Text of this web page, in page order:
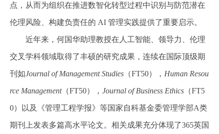
点，从而为组织在推进数智化转型过程中识别与防范潜在
伦理风险、构建负责任的 AI 管理实践提供了重要启示。
近年来，何国华助理教授在人工智能、领导力、伦理
交叉学科领域取得了丰硕的研究成果，连续在国际顶级期
刊如Journal of Management Studies （FT50）， Human Resou
rce Management（FT50）， Journal of Business Ethics （FT5
0）以及《管理工程学报》等国家自科基金委管理学部A类
期刊上发表多篇高水平论文。相关成果充分体现了365英国